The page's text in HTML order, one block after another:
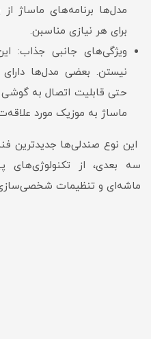
مدل‌ها برنامه‌های ماساژ
برای هر نیازی مناسبن.
ویژگی‌های جانبی جذاب:
نیستن. بعضی مدل‌ها دارای
حتی قابلیت اتصال به
ماساژ به موزیک مورد
این نوع صندلی‌ها جدیدترین
سه بعدی، از تکنولوژی‌های
ماشه‌ای و تنظیمات